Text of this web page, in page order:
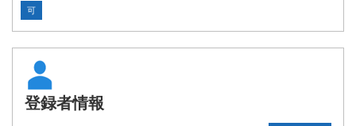
可
登録者情報